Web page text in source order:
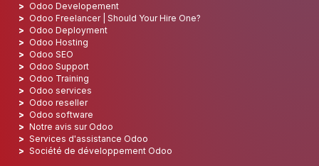
Odoo Developement
Odoo Freelancer | Should Your Hire One?
Odoo Deployment
Odoo Hosting
Odoo SEO
Odoo Support
Odoo Training
Odoo services
Odoo reseller
Odoo software
Notre avis sur Odoo
Services d'assistance Odoo
Société de développement Odoo